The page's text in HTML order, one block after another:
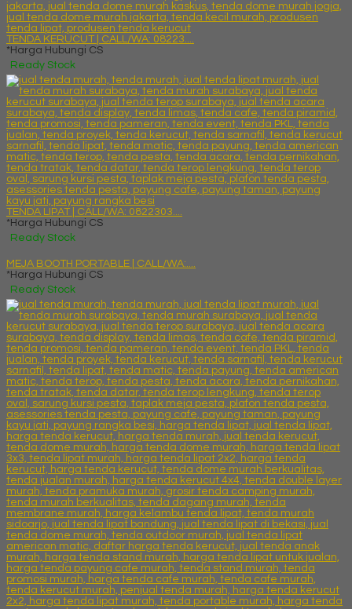
TENDA KERUCUT | CALL/WA: 08223....
*Harga Hubungi CS
Ready Stock
TENDA LIPAT | CALL/WA: 0822303....
*Harga Hubungi CS
Ready Stock
MEJA BOOTH PORTABLE | CALL/WA:....
*Harga Hubungi CS
Ready Stock